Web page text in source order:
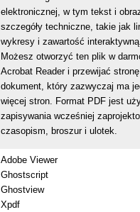
elektronicznej, w tym tekst i
szczegóły techniczne, takie jak
wykresy i zawartość
Możesz otworzyć ten plik w
Acrobat Reader i przewijać stronę
dokument, który zazwyczaj ma
więcej stron. Format PDF jest
zapisywania wcześniej
czasopism, broszur i ulotek.
Adobe Viewer
Ghostscript
Ghostview
Xpdf